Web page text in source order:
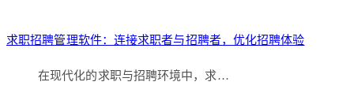
求职招聘管理软件：连接求职者与招聘者，优化招聘体验
在现代化的求职与招聘环境中，求…